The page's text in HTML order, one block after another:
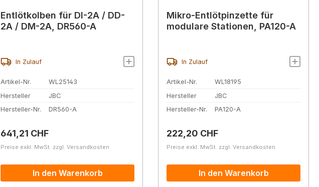
Entlötkolben für DI-2A / DD-
2A / DM-2A, DR560-A
In Zulauf
Artikel-Nr.
WL25143
Hersteller
JBC
Hersteller-Nr.
DR560-A
Regulärer Preis:
641,21 CHF
Preise exkl. MwSt. zzgl. Versandkosten
In den Warenkorb
Mikro-Entlötpinzette für
modulare Stationen, PA120-A
In Zulauf
Artikel-Nr.
WL18195
Hersteller
JBC
Hersteller-Nr.
PA120-A
Regulärer Preis:
222,20 CHF
Preise exkl. MwSt. zzgl. Versandkosten
In den Warenkorb